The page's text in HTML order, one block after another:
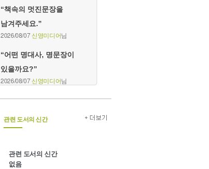
“책속의 멋진문장을
남겨주세요.”
2026/08/07신영미디어님
“어떤 명대사, 명문장이
있을까요?”
2026/08/07신영미디어님
관련 도서의 신간
관련 도서의 신간
없음